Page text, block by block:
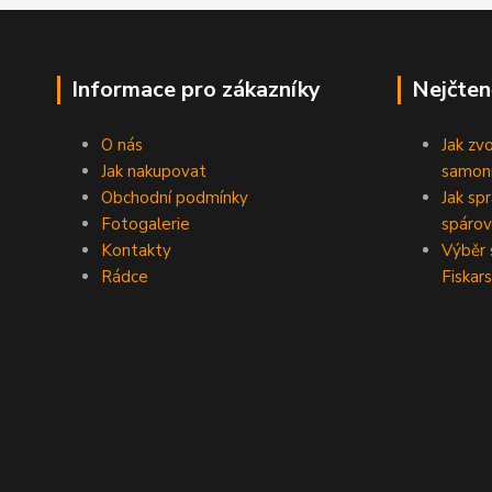
Informace pro zákazníky
O nás
Jak nakupovat
Obchodní podmínky
Fotogalerie
Kontakty
Rádce
Jak
Jak
Výběr
Fiskars